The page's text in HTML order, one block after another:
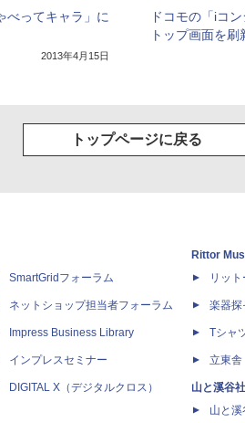
べってキャラ」に
2013年4月15日
ドコモの「iコ
トップ画面を刷
トップページに戻る
SmartGridフォーラム
ネットショップ担当者フォーラム
Impress Business Library
インプレスセミナー
DIGITAL X（デジタルクロス）
Rittor
リッ
楽器探
Tシャ
立東舎
山と溪谷社
山と